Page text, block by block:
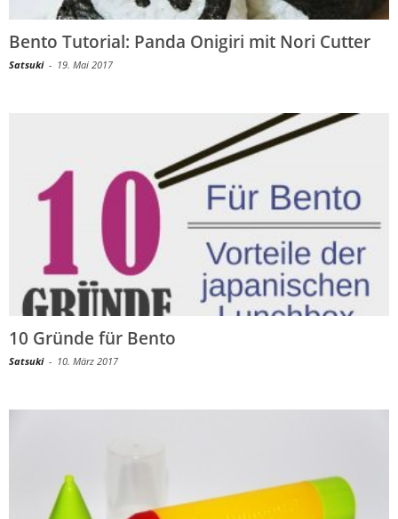
Bento Tutorial: Panda Onigiri mit Nori Cutter
Satsuki - 19. Mai 2017
10 Gründe für Bento
Satsuki - 10. März 2017